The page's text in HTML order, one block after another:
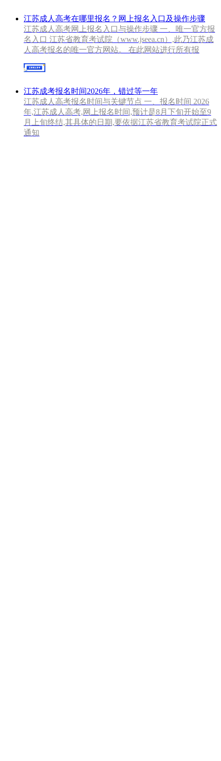
江苏成人高考在哪里报名？网上报名入口及操作步骤
江苏成人高考网上报名入口与操作步骤 一、唯一官方报
名入口 江苏省教育考试院（www.jseea.cn）,此乃江苏成
人高考报名的唯一官方网站。 在此网站进行所有报
江苏成考报名时间2026年，错过等一年
江苏成人高考报名时间与关键节点 一、报名时间 2026
年,江苏成人高考,网上报名时间,预计是8月下旬开始至9
月上旬终结,其具体的日期,要依据江苏省教育考试院正式
通知